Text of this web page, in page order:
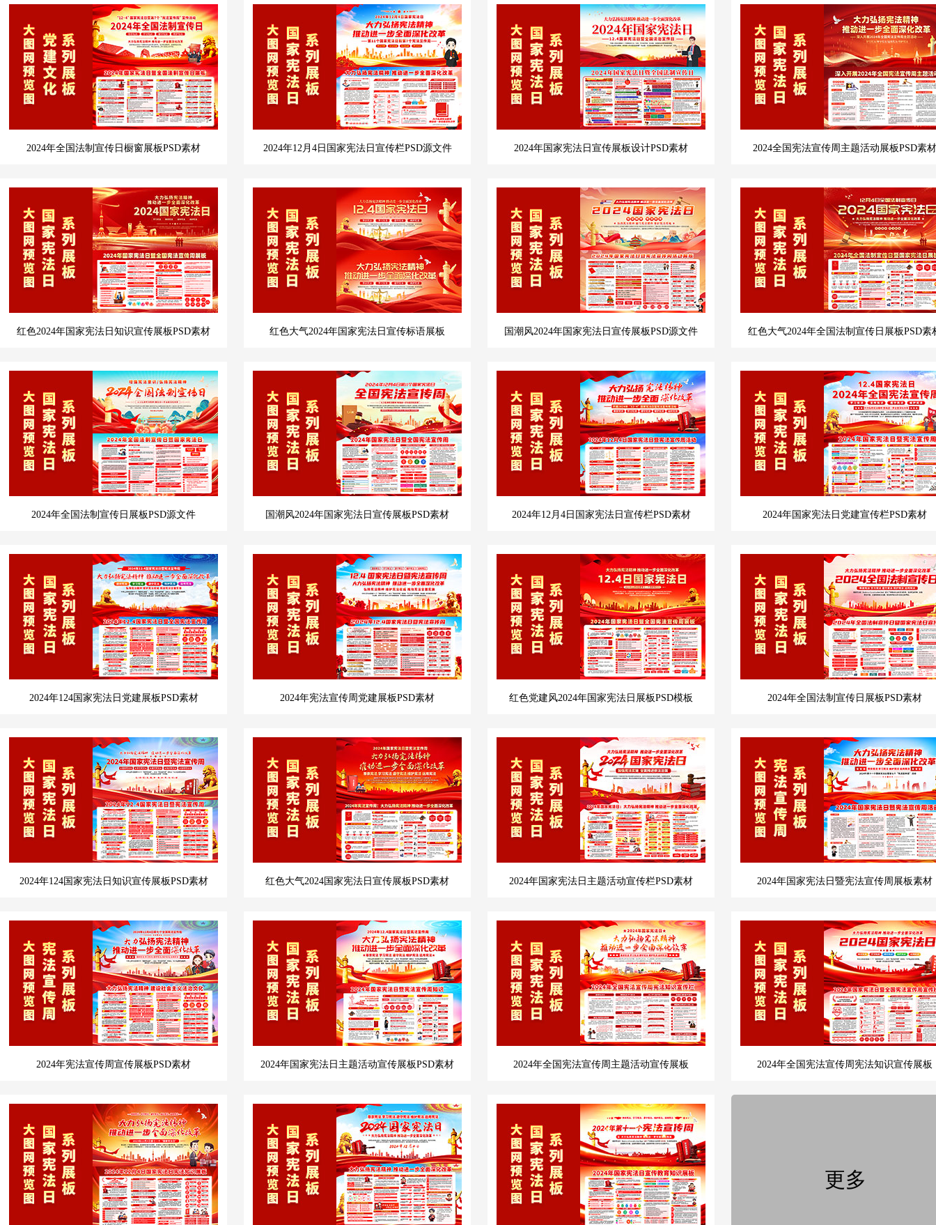
2024年全国法制宣传日橱窗展板PSD素材 2024年12月4日国家宪法日宣传栏PSD源文件 2024年国家宪法日宣传展板设计PSD素材 2024全国宪法宣传周主题活动展板PSD素材
红色2024年国家宪法日知识宣传展板PSD素材 红色大气2024年国家宪法日宣传标语展板 国潮风2024年国家宪法日宣传展板PSD源文件 红色大气2024年全国法制宣传日展板PSD素
2024年全国法制宣传日展板PSD源文件 国潮风2024年国家宪法日宣传展板PSD素材 2024年12月4日国家宪法日宣传栏PSD素材 2024年国家宪法日党建宣传栏PSD素材
2024年124国家宪法日党建展板PSD素材 2024年宪法宣传周党建展板PSD素材 红色党建风2024年国家宪法日展板PSD模板 2024年全国法制宣传日展板PSD素材
2024年124国家宪法日知识宣传展板PSD素材 红色大气2024国家宪法日宣传展板PSD素材 2024年国家宪法日主题活动宣传栏PSD素材 2024年国家宪法日暨宪法宣传周展板素材
2024年宪法宣传周宣传展板PSD素材 2024年国家宪法日主题活动宣传展板PSD素材 2024年全国宪法宣传周主题活动宣传展板 2024年全国宪法宣传周宪法知识宣传展板